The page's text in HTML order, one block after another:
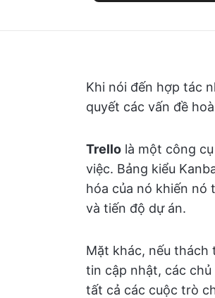
Khi nói đến hợp tác
quyết các vấn đề
Trello là một công
việc. Bảng kiểu
hóa của nó khiến nó
và tiến độ dự án.
Mặt khác, nếu
tin cập nhật, các
tất cả các cuộc trò